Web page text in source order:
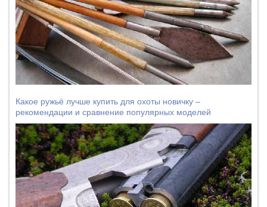
Какое ружьё лучше купить для охоты новичку –
рекомендации и сравнение популярных моделей